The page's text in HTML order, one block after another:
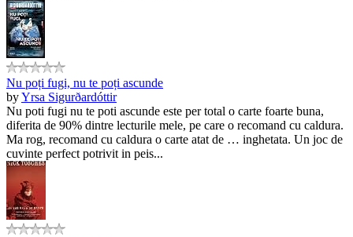
Nu poți fugi, nu te poți ascunde
byYrsa Sigurðardóttir
Nu poti fugi nu te poti ascunde este per total o carte foarte buna,
diferita de 90% dintre lecturile mele, pe care o recomand cu caldura.
Ma rog, recomand cu caldura o carte atat de … inghetata. Un joc de
cuvinte perfect potrivit in peis...